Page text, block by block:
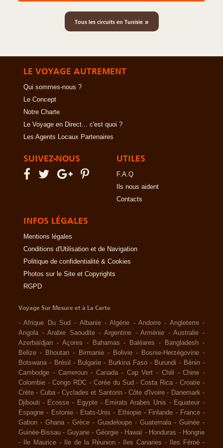
Tous les circuits en Tunisie»
LE VOYAGE AUTREMENT
Qui sommes-nous ?
Le Concept
Notre Charte
Le Voyage en Direct... c'est quoi ?
Les Agents Locaux Partenaires
SUIVEZ-NOUS UTILES
F.A.Q
Ils nous aident
Contacts
INFOS LÉGALES
Mentions légales
Conditions d'Utilisation et de Navigation
Politique de confidentialité & Cookies
Photos sur le Site et Copyrights
RGPD
Voyage Sur Mesure et à La Carte
-Afrique Du Sud - Albanie -Algérie -Andorre - Angleterre -
Angola -Arabie Saoudite -Argentine -Arménie -Australie -
Azerbaïdjan - Açores - Bahamas - Baléares - Bangladesh -
Belize - Bhoutan - Birmanie - Bolivie - Bosnie-Herzégovine -
Botswana - Brésil - Bulgarie - Burkina Faso - Burundi - Bénin -
Cambodge - Cameroun - Canada - Cap Vert - Chili -Chine -
Colombie - Congo RDC - Corée du Sud -Costa Rica -Croatie -
Crète - Cuba - Cyclades et Santorin -Côte d'Ivoire - Danemark -
Djibouti - Ecosse - Egypte - Emirats Arabes Unis - Equateur -
Espagne - Estonie - Etats-Unis - Ethiopie - Finlande - France -
Gabon - Ghana - Grèce - Guadeloupe - Guatemala - Guinée -
Guinée-Bissau - Guyane - Géorgie - Hawaï - Honduras - Hongrie
-
Ile Maurice - Ile de la Réunion - Iles Canaries - Iles Féroé -